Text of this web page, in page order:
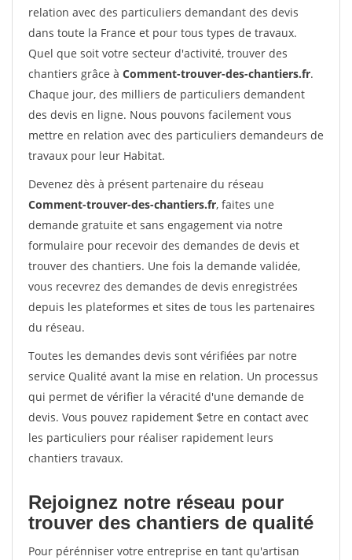
relation avec des particuliers demandant des devis
dans toute la France et pour tous types de travaux.
Quel que soit votre secteur d'activité, trouver des
chantiers grâce à Comment-trouver-des-chantiers.fr.
Chaque jour, des milliers de particuliers demandent
des devis en ligne. Nous pouvons facilement vous
mettre en relation avec des particuliers demandeurs de
travaux pour leur Habitat.
Devenez dès à présent partenaire du réseau
Comment-trouver-des-chantiers.fr, faites une
demande gratuite et sans engagement via notre
formulaire pour recevoir des demandes de devis et
trouver des chantiers. Une fois la demande validée,
vous recevrez des demandes de devis enregistrées
depuis les plateformes et sites de tous les partenaires
du réseau.
Toutes les demandes devis sont vérifiées par notre
service Qualité avant la mise en relation. Un processus
qui permet de vérifier la véracité d'une demande de
devis. Vous pouvez rapidement $etre en contact avec
les particuliers pour réaliser rapidement leurs
chantiers travaux.
Rejoignez notre réseau pour
trouver des chantiers de qualité
Pour pérénniser votre entreprise en tant qu'artisan